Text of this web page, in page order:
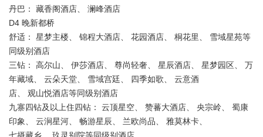
丹巴： 藏香阁酒店、 澜峰酒店
D4 晚新都桥
舒适： 星梦主楼、 锦程大酒店、 花园酒店、 桐花里、 雪域星苑等
同级别酒店
三钻： 高尔山、 伊莎酒店、 尊尚轻奢、 星辰酒店、 星梦园区、 万
年藏域、 云朵天堂、 雪域宫廷、 四季如歌、 云意酒
店、 观山悦酒店等同级别酒店
九寨四钻及以上住四钻： 云顶星空、 赞蕃大酒店、 央宗岭、 蜀康
印象、 云涧星河、 畅游星辰、 兰欧尚品、 雅莫林卡、
七摄藏乡、 玖灵别院等同级别酒店